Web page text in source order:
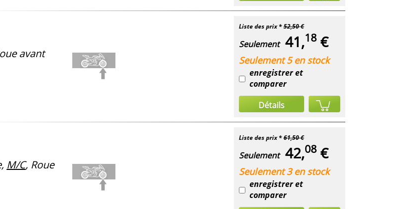
avant
Liste des prix *52,50 €
Seulement 41,18 €
Seulement 5 en stock
enregistrer et
comparer
Détails
M/C, Roue
Liste des prix *61,50 €
Seulement 42,08 €
Seulement 3 en stock
enregistrer et
comparer